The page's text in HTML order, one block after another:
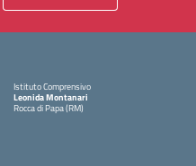
Istituto Comprensivo
Leonida Montanari
Rocca di Papa (RM)
— Visita la pagina iniziale della scuola